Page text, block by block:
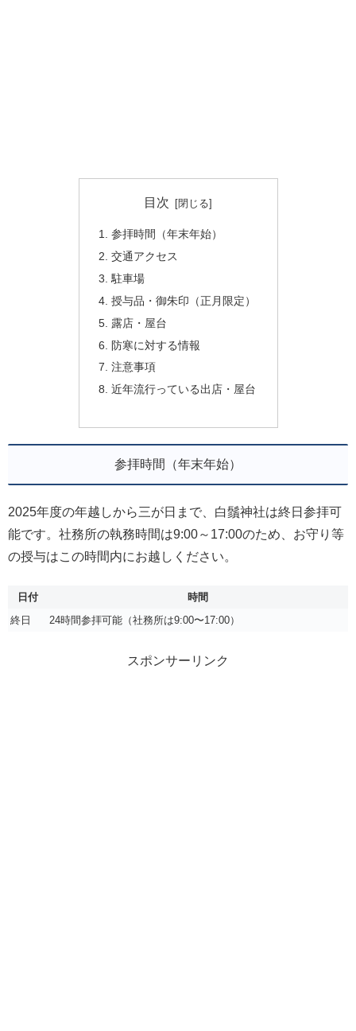
目次
参拝時間（年末年始）
交通アクセス
駐車場
授与品・御朱印（正月限定）
露店・屋台
防寒に対する情報
注意事項
近年流行っている出店・屋台
参拝時間（年末年始）
2025年度の年越しから三が日まで、白鬚神社は終日参拝可
能です。社務所の執務時間は9:00～17:00のため、お守り等
の授与はこの時間内にお越しください。
日付
時間
終日
24時間参拝可能（社務所は9:00〜17:00）
スポンサーリンク